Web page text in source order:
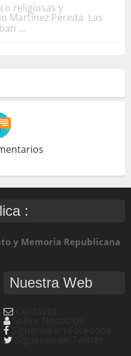
religiosas y
Martínez Pereda Las
...
:
y Memoria Republicana
Nuestra Web